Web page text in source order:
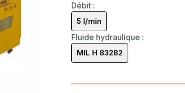
Débit :
5 l/min
Fluide hydraulique :
MIL H 83282